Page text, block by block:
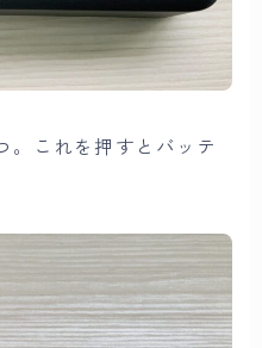
。これを押すとバッテ